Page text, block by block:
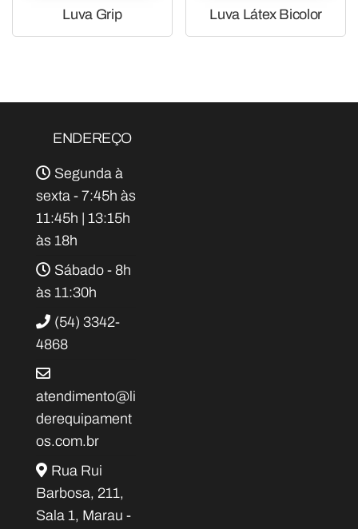
Luva Grip Luva Látex Bicolor
ENDEREÇO
Segunda à
sexta - 7:45h às
11:45h | 13:15h
às 18h
Sábado - 8h
às 11:30h
(54) 3342-
4868
atendimento@li
derequipament
os.com.br
Rua Rui
Barbosa, 211,
Sala 1, Marau -